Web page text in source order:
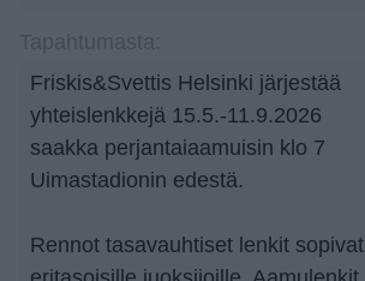
Friskis&Svettis Helsinki järjestää
yhteislenkkejä 15.5.-11.9.2026
saakka perjantaiaamuisin klo 7
Uimastadionin edestä.
Rennot tasavauhtiset lenkit sopivat